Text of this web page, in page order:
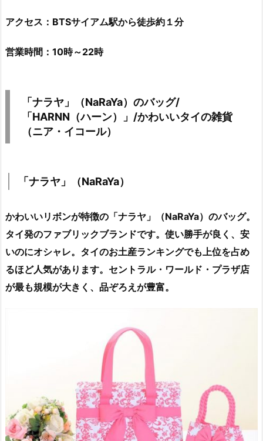
アクセス：BTSサイアム駅から徒歩約１分
営業時間：10時～22時
「ナラヤ」（NaRaYa）のバッグ/
「HARNN（ハーン）」/かわいいタイの雑貨
（ニア・イコール）
「ナラヤ」（NaRaYa）
かわいいリボンが特徴の「ナラヤ」（NaRaYa）のバッグ。
タイ発のファブリックブランドです。使い勝手が良く、安
いのにオシャレ。タイのお土産ランキングでも上位を占め
るほど人気があります。セントラル・ワールド・プラザ店
が最も規模が大きく、品ぞろえが豊富。